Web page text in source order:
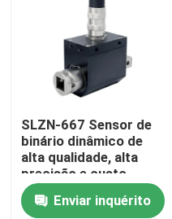
Produtos
Sobre nós
SLZN-667 Sensor de
binário dinâmico de
alta qualidade, alta
precisão e custo-
benefício
Enviar inquérito